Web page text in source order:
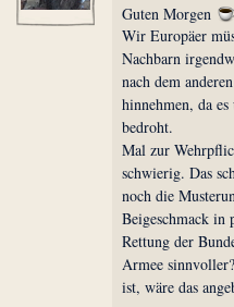
Guten Morgen
Wir Europäer
Nachbarn
nach dem
hinnehmen, da
bedroht.
Mal zur
schwierig. Das
noch die
Beigeschmack in
Rettung der
Armee
ist, wäre das